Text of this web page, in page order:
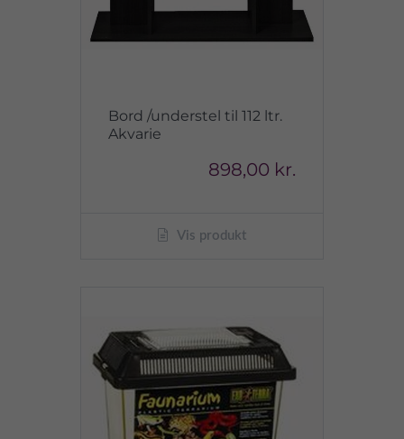
Bord /understel til 112 ltr.
Akvarie
898,00 kr.
Vis produkt